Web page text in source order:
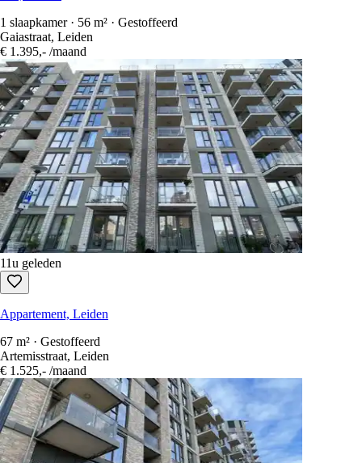
1 slaapkamer · 56 m² · Gestoffeerd
Gaiastraat, Leiden
€ 1.395,- /maand
11u geleden
Appartement, Leiden
67 m² · Gestoffeerd
Artemisstraat, Leiden
€ 1.525,- /maand